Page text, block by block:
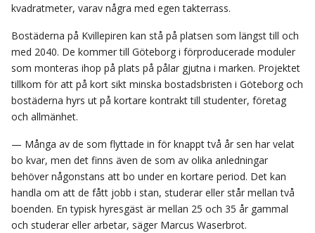
kvadratmeter, varav några med egen takterrass.
Bostäderna på Kvillepiren kan stå på platsen som längst till och
med 2040. De kommer till Göteborg i förproducerade moduler
som monteras ihop på plats på pålar gjutna i marken. Projektet
tillkom för att på kort sikt minska bostadsbristen i Göteborg och
bostäderna hyrs ut på kortare kontrakt till studenter, företag
och allmänhet.
— Många av de som flyttade in för knappt två år sen har velat
bo kvar, men det finns även de som av olika anledningar
behöver någonstans att bo under en kortare period. Det kan
handla om att de fått jobb i stan, studerar eller står mellan två
boenden. En typisk hyresgäst är mellan 25 och 35 år gammal
och studerar eller arbetar, säger Marcus Waserbrot.